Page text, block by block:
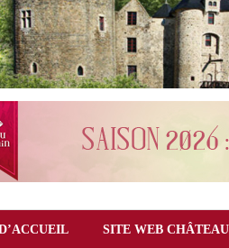
SITE WEB CHÂTEAU